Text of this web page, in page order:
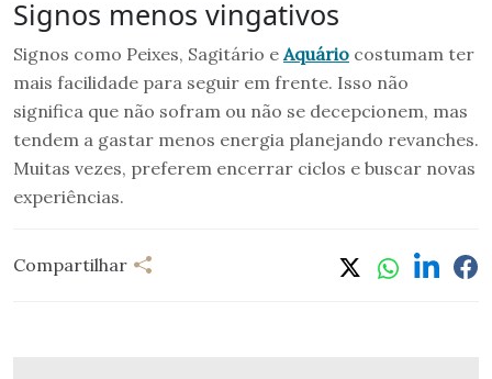
Signos menos vingativos
Signos como Peixes, Sagitário e Aquário costumam ter
mais facilidade para seguir em frente. Isso não
significa que não sofram ou não se decepcionem, mas
tendem a gastar menos energia planejando revanches.
Muitas vezes, preferem encerrar ciclos e buscar novas
experiências.
Compartilhar